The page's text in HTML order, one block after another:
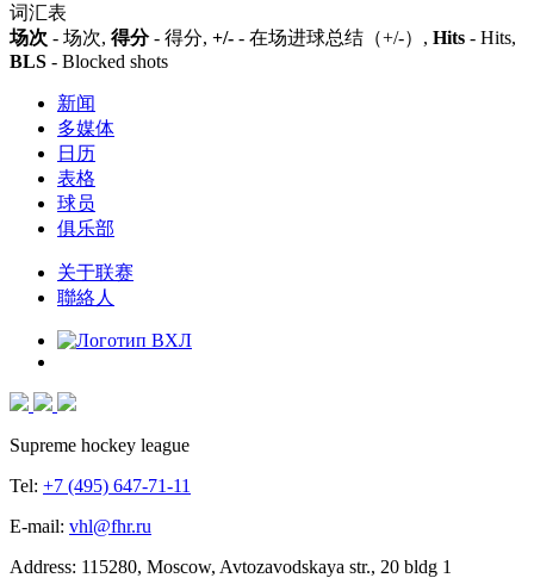
词汇表
场次 - 场次, 得分- 得分, +/- - 在场进球总结（+/-）, Hits - Hits,
BLS - Blocked shots
新闻
多媒体
日历
表格
球员
俱乐部
关于联赛
聯絡人
Supreme hockey league
Tel: +7 (495) 647-71-11
E-mail: vhl@fhr.ru
Address: 115280, Moscow, Avtozavodskaya str., 20 bldg 1